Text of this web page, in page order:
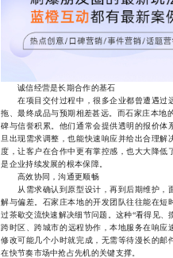
诚信经营是长期合作的基石
在项目交付过程中，很多企业都曾遭遇过
拖、最终成品与预期相差甚远。而石家庄本地
碑与信誉积累。他们通常会提供透明的报价
旦出现需求调整，也能快速响应并给出合理
度，让客户在合作中更有掌控感，也大大降
是企业持续发展的根本保障。
高效协同，沟通更顺畅
从需求确认到原型设计，再到后期维护，
解与偏差。石家庄本地的开发团队往往能在
过茶歇交流快速解决细节问题。这种“看得见
跨时区、跨城市的远程协作，本地服务在响
修改可能几个小时就完成，无需等待漫长的
在快节奏市场中抢占先机的关键支撑。